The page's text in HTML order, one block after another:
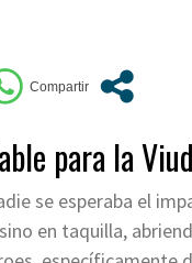
para la
se esperaba el
en taquilla,